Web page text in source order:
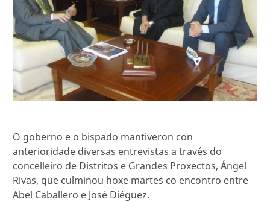
O goberno e o bispado mantiveron con
anterioridade diversas entrevistas a través do
concelleiro de Distritos e Grandes Proxectos, Ángel
Rivas, que culminou hoxe martes co encontro entre
Abel Caballero e José Diéguez.